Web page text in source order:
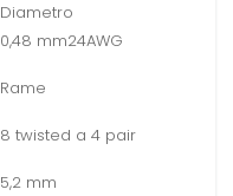
Diametro
0,48 mm24AWG
Rame
8 twisted a 4 pair
5,2 mm